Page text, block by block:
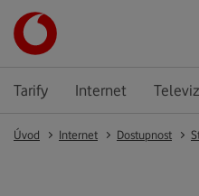
Tarify Internet
Úvod Internet Dostupnost